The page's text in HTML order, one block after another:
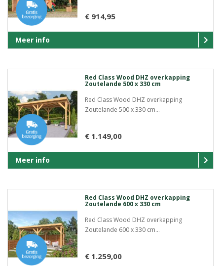
€ 914,95
Meer info
Red Class Wood DHZ overkapping
Zoutelande 500 x 330 cm
Red Class Wood DHZ overkapping
Zoutelande 500 x 330 cm...
€ 1.149,00
Meer info
Red Class Wood DHZ overkapping
Zoutelande 600 x 330 cm
Red Class Wood DHZ overkapping
Zoutelande 600 x 330 cm...
€ 1.259,00